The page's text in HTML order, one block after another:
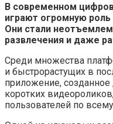
В современном
играют огромную
Они стали
развлечения и даже
Среди множества
и быстрорастущих в
приложение, созданное
коротких
пользователей по